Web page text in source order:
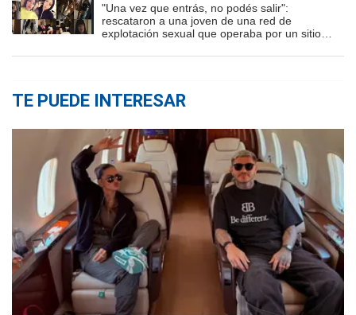
"Una vez que entrás, no podés salir":
rescataron a una joven de una red de
explotación sexual que operaba por un sitio
TE PUEDE INTERESAR